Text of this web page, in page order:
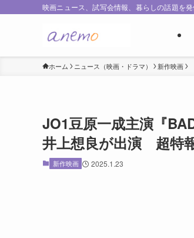
映画ニュース、試写会情報、暮らしの話題を
ホーム ニュース（映画・ドラマ） 新作映画
JO1豆原一成主演『
井上想良が出演 超特
新作映画 2025.1.23